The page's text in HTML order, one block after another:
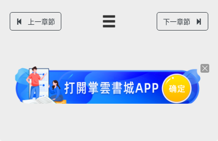
上一章節 下一章節